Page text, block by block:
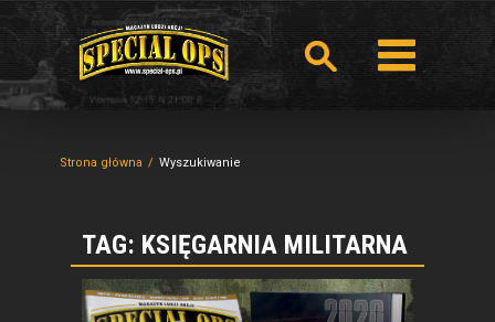
Strona główna Wyszukiwanie
TAG: KSIĘGARNIA MILITARNA